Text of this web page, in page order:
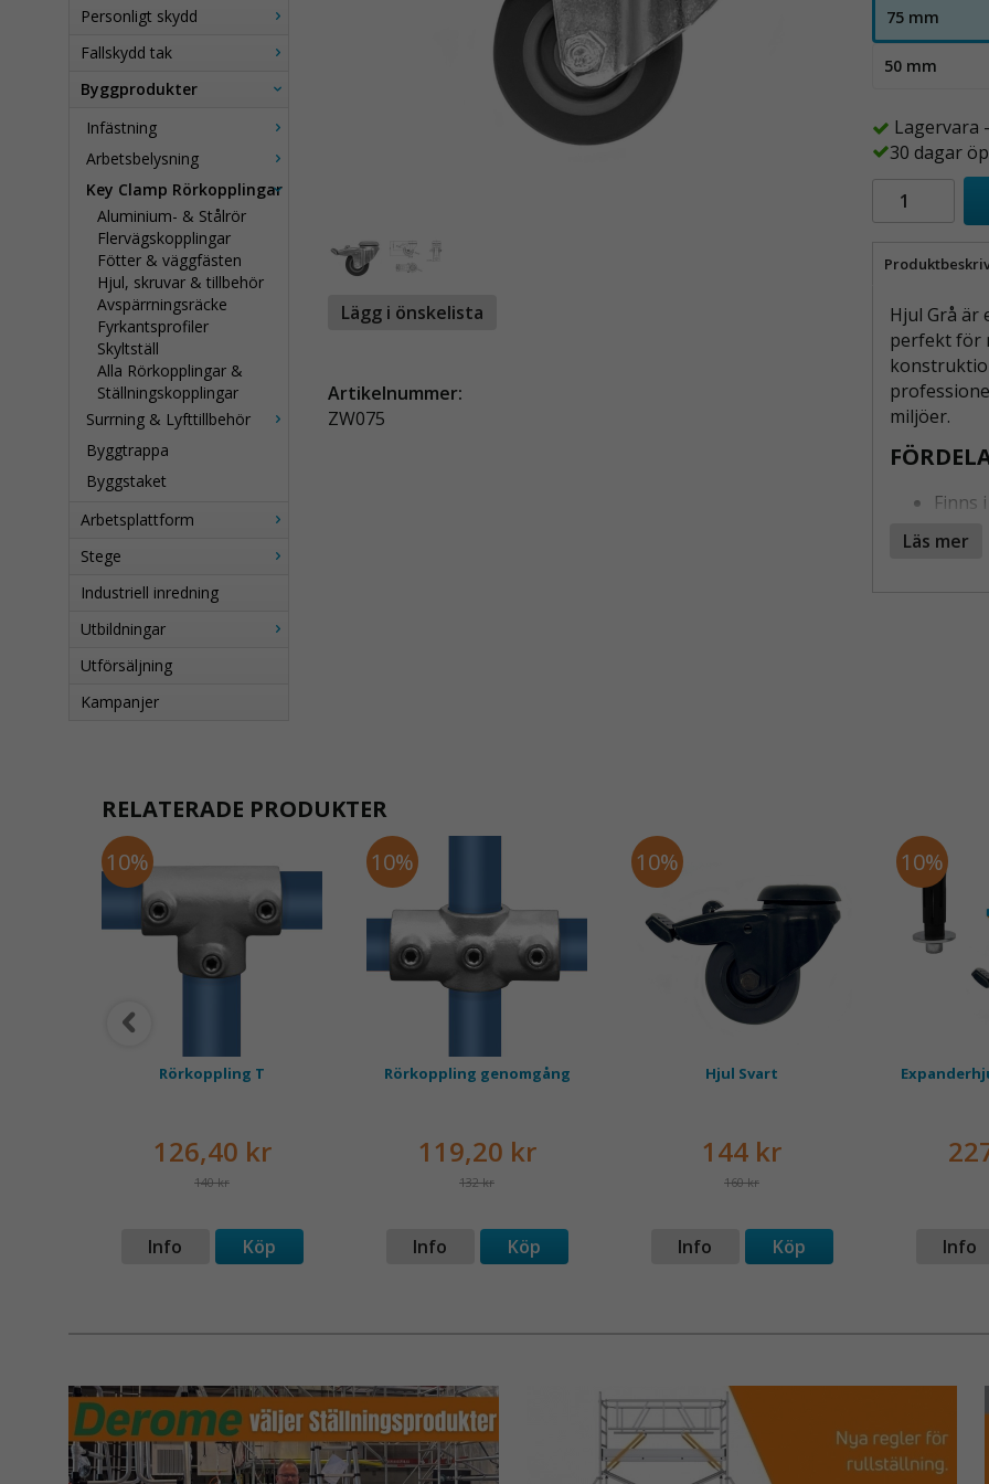
Personligt skydd
Fallskydd tak
Byggprodukter
Infästning
Arbetsbelysning
Key Clamp Rörkopplingar
Aluminium- & Stålrör
Flervägskopplingar
Fötter & väggfästen
Hjul, skruvar & tillbehör
Avspärrningsräcke
Fyrkantsprofiler
Skyltställ
Alla Rörkopplingar &
Ställningskopplingar
Surrning & Lyfttillbehör
Byggtrappa
Byggstaket
Arbetsplattform
Stege
Industriell inredning
Utbildningar
Utförsäljning
Kampanjer
75 mm
50 mm
Lagervara
30 dagar
Hjul Grå är
perfekt för
miljöer.
Finns
Färg:
SMIDIG
Varje hjul
enkelt att
frekvent
sortiment,
Läs mer
Lägg i önskelista
Artikelnummer:
ZW075
RELATERADE PRODUKTER
Rörkoppling T
10%
126,40 kr
140 kr
Info Köp
Rörkoppling genomgång
10%
119,20 kr
132 kr
Info Köp
Hjul Svart
10%
144 kr
160 kr
Info Köp
10%
Info